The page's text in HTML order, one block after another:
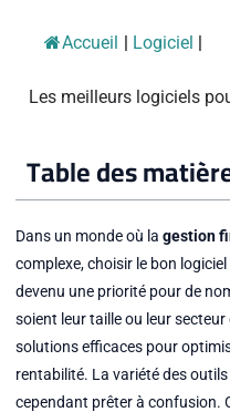
Accueil | Logiciel |
Les meilleurs logiciels
Table des
Dans un monde où la gestion
complexe, choisir le bon
devenu une priorité pour de
soient leur taille ou leur
solutions efficaces pour
rentabilité. La variété des
cependant prêter à confusion.